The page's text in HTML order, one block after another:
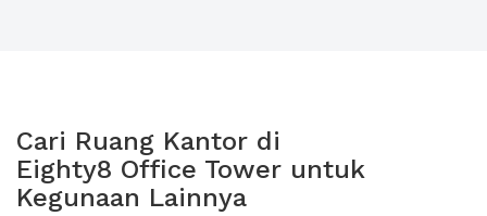
Cari Ruang Kantor di
Eighty8 Office Tower untuk
Kegunaan Lainnya